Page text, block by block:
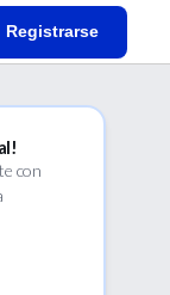
Registrarse
con